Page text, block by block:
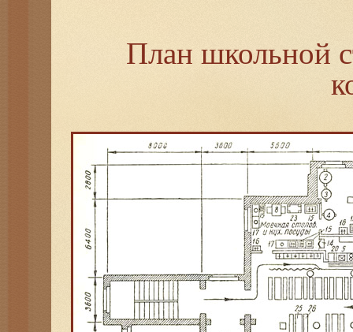
План школьной